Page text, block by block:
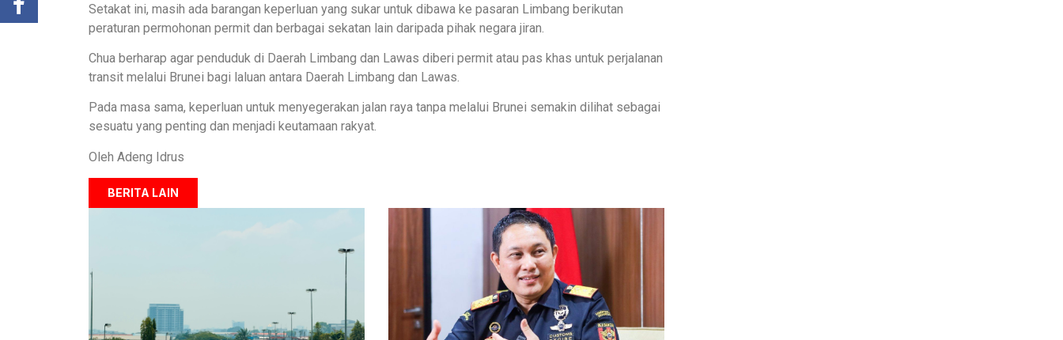
Setakat ini, masih ada barangan keperluan yang sukar untuk dibawa ke pasaran Limbang berikutan
peraturan permohonan permit dan berbagai sekatan lain daripada pihak negara jiran.
Chua berharap agar penduduk di Daerah Limbang dan Lawas diberi permit atau pas khas untuk perjalanan
transit melalui Brunei bagi laluan antara Daerah Limbang dan Lawas.
Pada masa sama, keperluan untuk menyegerakan jalan raya tanpa melalui Brunei semakin dilihat sebagai
sesuatu yang penting dan menjadi keutamaan rakyat.
Oleh Adeng Idrus
BERITA LAIN